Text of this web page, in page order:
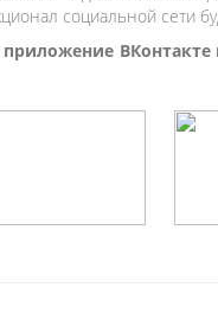
социальной сети